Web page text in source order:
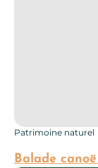
Balade
Patrimoine naturel